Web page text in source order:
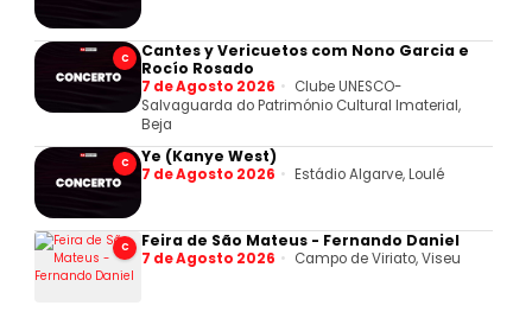
C
Cantes y Vericuetos com Nono Garcia e
Rocío Rosado
7 de Agosto 2026
Clube UNESCO-
Salvaguarda do Património Cultural Imaterial,
Beja
C Ye (Kanye West)
7 de Agosto 2026 Estádio Algarve, Loulé
C Feira de São Mateus - Fernando Daniel
7 de Agosto 2026 Campo de Viriato, Viseu